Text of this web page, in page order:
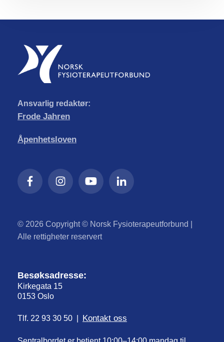
Ansvarlig redaktør:
Frode Jahren
Åpenhetsloven
© 2026 Copyright © Norsk Fysioterapeutforbund |
Alle rettigheter reservert
Besøksadresse:
Kirkegata 15
0153 Oslo
Tlf. 22 93 30 50 | Kontakt oss